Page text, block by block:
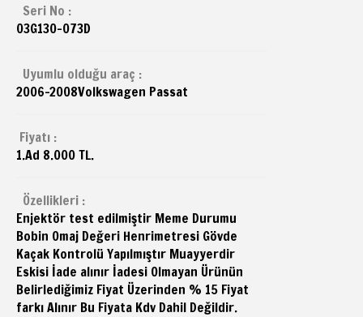
Seri No :
03G130-073D
Uyumlu olduğu araç :
2006-2008Volkswagen Passat
Fiyatı :
1.Ad 8.000 TL.
Özellikleri :
Enjektör test edilmiştir Meme Durumu
Bobin Omaj Değeri Henrimetresi Gövde
Kaçak Kontrolü Yapılmıştır Muayyerdir
Eskisi İade alınır İadesi Olmayan Ürünün
Belirlediğimiz Fiyat Üzerinden % 15 Fiyat
farkı Alınır Bu Fiyata Kdv Dahil Değildir.